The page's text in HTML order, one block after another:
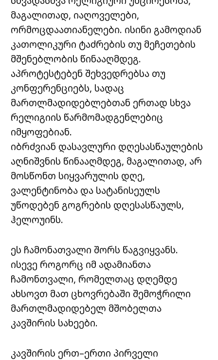
მაგალითად, იაღოველები,
ორმოცდაათიანელები. ისინი გამოდიან
კათოლიკური ტაძრების თუ მეჩეთების
მშენებლობის წინააღმდეგ.
აპროტესტებენ შეხვედრებსა თუ
კონფერენციებს, სადაც
მართლმადიდებლებთან ერთად სხვა
რელიგიის წარმომადგენლებიც
იმყოფებიან.
იბრძვიან დასავლური დღესასწაულების
აღნიშვნის წინააღმდეგ, მაგალითად, არ
მოსწონთ სიყვარულის დღე,
ვალენტინობა და სატანისეულს
უწოდებენ გოგრების დღესასწაულს,
ჰელოუინს.
ეს ჩამონათვალი შორს წაგვიყვანს.
ისევე როგორც იმ ადამიანთა
ჩამონთვალი, რომელთაც დღემდე
ახსოვთ მათ ცხოვრებაში შემოჭრილი
მართლმადიდებელ მშობელთა
კავშირის სახეები.
კავშირის ერთ–ერთი პირველი